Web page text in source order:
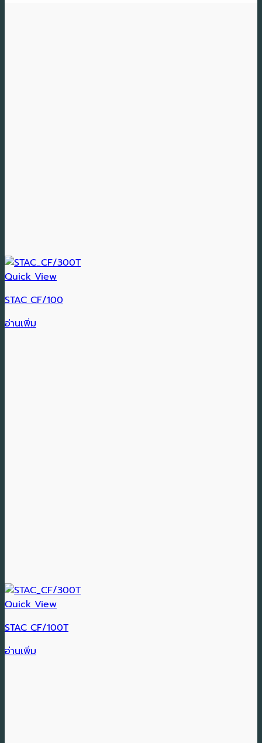
Quick View
STAC CF/100
อ่านเพิ่ม
Quick View
STAC CF/100T
อ่านเพิ่ม